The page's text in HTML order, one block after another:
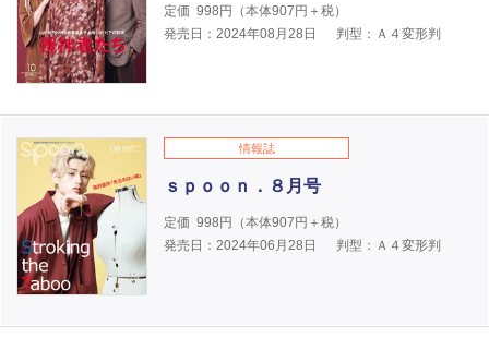
定価 998円（本体907円＋税）
発売日：2024年08月28日
判型：Ａ４変形判
情報誌
ｓｐｏｏｎ．８月号
定価 998円（本体907円＋税）
発売日：2024年06月28日
判型：Ａ４変形判